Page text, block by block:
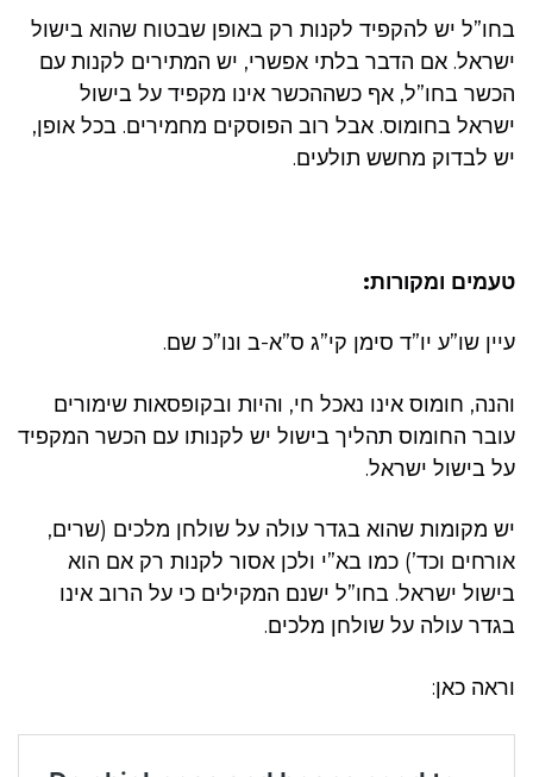
בחו”ל יש להקפיד לקנות רק באופן שבטוח שהוא בישול
ישראל. אם הדבר בלתי אפשרי, יש המתירים לקנות עם
הכשר בחו”ל, אף כשההכשר אינו מקפיד על בישול
ישראל בחומוס. אבל רוב הפוסקים מחמירים. בכל אופן,
יש לבדוק מחשש תולעים.
טעמים ומקורות:
עיין שו”ע יו”ד סימן קי”ג ס”א-ב ונו”כ שם.
והנה, חומוס אינו נאכל חי, והיות ובקופסאות שימורים
עובר החומוס תהליך בישול יש לקנותו עם הכשר המקפיד
על בישול ישראל.
יש מקומות שהוא בגדר עולה על שולחן מלכים (שרים,
אורחים וכד’) כמו בא”י ולכן אסור לקנות רק אם הוא
בישול ישראל. בחו”ל ישנם המקילים כי על הרוב אינו
בגדר עולה על שולחן מלכים.
וראה כאן: